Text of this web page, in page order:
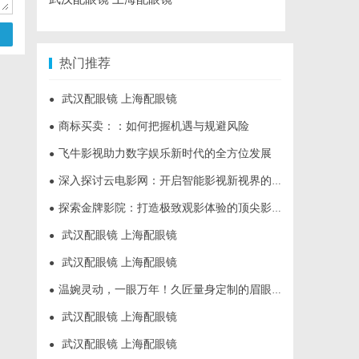
热门推荐
● 武汉配眼镜 上海配眼镜
● 商标买卖：：如何把握机遇与规避风险
● 飞牛影视助力数字娱乐新时代的全方位发展
● 深入探讨云电影网：开启智能影视新视界的全面解析
● 探索金牌影院：打造极致观影体验的顶尖影院品牌
● 武汉配眼镜 上海配眼镜
● 武汉配眼镜 上海配眼镜
● 温婉灵动，一眼万年！久匠量身定制的眉眼唇，才是你整张脸的点睛之笔！淡颜系女生的气质加分项
● 武汉配眼镜 上海配眼镜
● 武汉配眼镜 上海配眼镜